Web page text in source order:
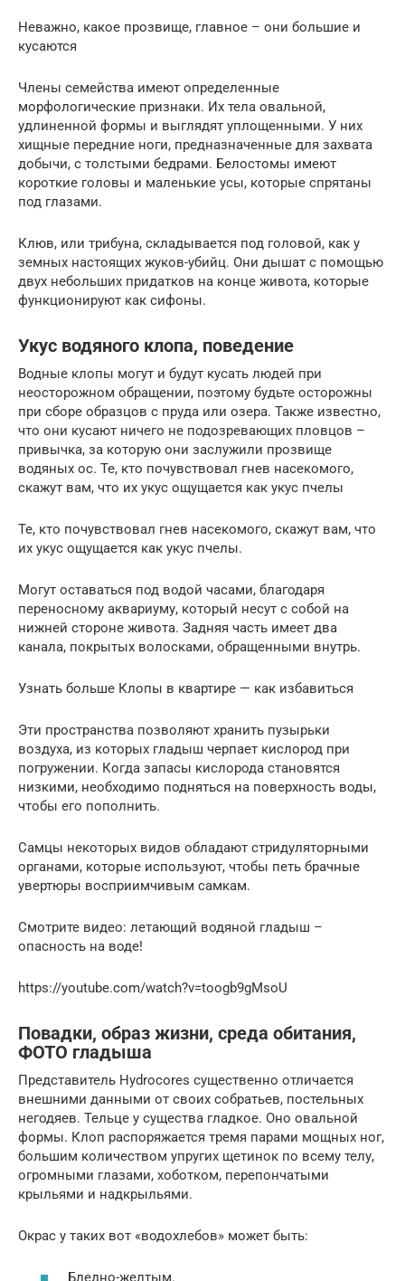
Неважно, какое прозвище, главное – они большие и
кусаются
Члены семейства имеют определенные
морфологические признаки. Их тела овальной,
удлиненной формы и выглядят уплощенными. У них
хищные передние ноги, предназначенные для захвата
добычи, с толстыми бедрами. Белостомы имеют
короткие головы и маленькие усы, которые спрятаны
под глазами.
Клюв, или трибуна, складывается под головой, как у
земных настоящих жуков-убийц. Они дышат с помощью
двух небольших придатков на конце живота, которые
функционируют как сифоны.
Укус водяного клопа, поведение
Водные клопы могут и будут кусать людей при
неосторожном обращении, поэтому будьте осторожны
при сборе образцов с пруда или озера. Также известно,
что они кусают ничего не подозревающих пловцов –
привычка, за которую они заслужили прозвище
водяных ос. Те, кто почувствовал гнев насекомого,
скажут вам, что их укус ощущается как укус пчелы
Те, кто почувствовал гнев насекомого, скажут вам, что
их укус ощущается как укус пчелы.
Могут оставаться под водой часами, благодаря
переносному аквариуму, который несут с собой на
нижней стороне живота. Задняя часть имеет два
канала, покрытых волосками, обращенными внутрь.
Узнать больше Клопы в квартире — как избавиться
Эти пространства позволяют хранить пузырьки
воздуха, из которых гладыш черпает кислород при
погружении. Когда запасы кислорода становятся
низкими, необходимо подняться на поверхность воды,
чтобы его пополнить.
Самцы некоторых видов обладают стридуляторными
органами, которые используют, чтобы петь брачные
увертюры восприимчивым самкам.
Смотрите видео: летающий водяной гладыш –
опасность на воде!
https://youtube.com/watch?v=toogb9gMsoU
Повадки, образ жизни, среда обитания,
ФОТО гладыша
Представитель Hydrocores существенно отличается
внешними данными от своих собратьев, постельных
негодяев. Тельце у существа гладкое. Оно овальной
формы. Клоп распоряжается тремя парами мощных ног,
большим количеством упругих щетинок по всему телу,
огромными глазами, хоботком, перепончатыми
крыльями и надкрыльями.
Окрас у таких вот «водохлебов» может быть:
Бледно-желтым.